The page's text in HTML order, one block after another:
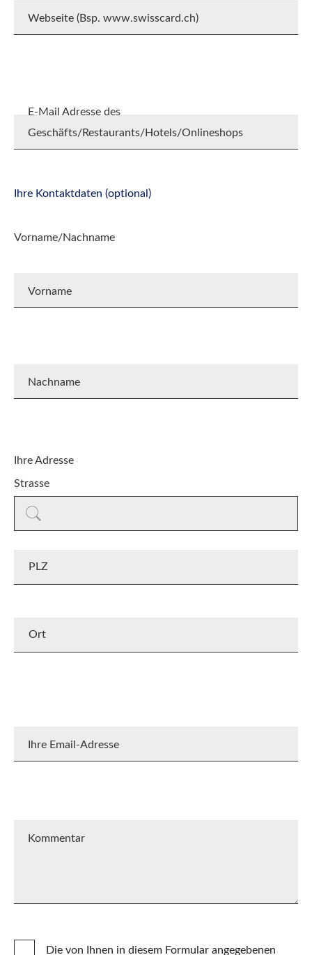
Webseite (Bsp. www.swisscard.ch)
E-Mail Adresse des
Geschäfts/Restaurants/Hotels/Onlineshops
Ihre Kontaktdaten (optional)
Vorname/Nachname
Vorname
Nachname
Ihre Adresse
Strasse
Ihre Email-Adresse
Kommentar
Die von Ihnen in diesem Formular angegebenen